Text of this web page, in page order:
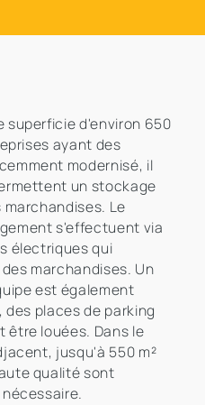
superficie d'environ 650
ayant des
modernisé, il
un stockage
Le
s'effectuent via
électriques qui
marchandises. Un
est également
places de parking
être louées. Dans le
jusqu'à 550 m²
qualité sont